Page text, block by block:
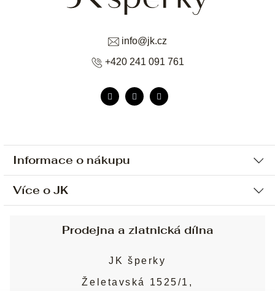
Informace o nákupu
Ochrana osobních údajů
Sjednání osobní schůzky
Obchodní podmínky
Puncovní značky
Více o JK
info@jk.cz
+420 241 091 761
Prodejna a zlatnická dílna
JK šperky
Želetavská 1525/1,